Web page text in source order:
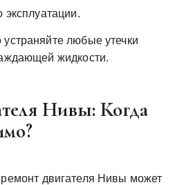
эксплуатации.
любые утечки
жидкости.
Нивы: Когда
двигателя Нивы может